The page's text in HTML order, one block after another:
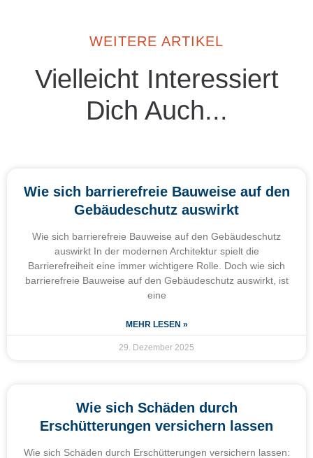
WEITERE ARTIKEL
Vielleicht Interessiert
Dich Auch...
Wie sich barrierefreie Bauweise auf den
Gebäudeschutz auswirkt
Wie sich barrierefreie Bauweise auf den Gebäudeschutz
auswirkt In der modernen Architektur spielt die
Barrierefreiheit eine immer wichtigere Rolle. Doch wie sich
barrierefreie Bauweise auf den Gebäudeschutz auswirkt, ist
eine
MEHR LESEN »
29. Dezember 2025
Wie sich Schäden durch
Erschütterungen versichern lassen
Wie sich Schäden durch Erschütterungen versichern lassen: